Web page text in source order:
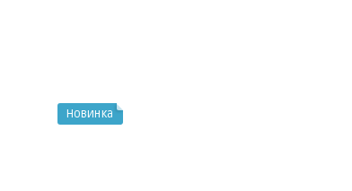
Новинка